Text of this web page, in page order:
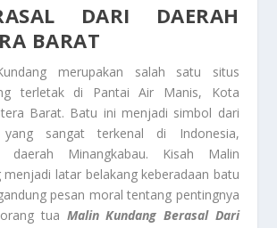
DARI DAERAH
BARAT
merupakan salah satu situs
terletak di Pantai Air Manis, Kota
Barat. Batu ini menjadi simbol dari
sangat terkenal di Indonesia,
daerah Minangkabau. Kisah Malin
menjadi latar belakang keberadaan batu
pesan moral tentang pentingnya
tua Malin Kundang Berasal Dari